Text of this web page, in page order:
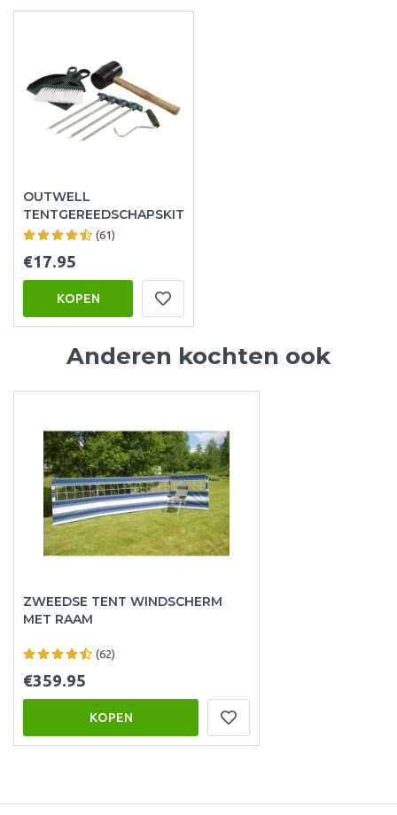
OUTWELL
TENTGEREEDSCHAPSKIT
(61)
€17.95
KOPEN
Anderen kochten ook
ZWEEDSE TENT WINDSCHERM
MET RAAM
(62)
€359.95
KOPEN